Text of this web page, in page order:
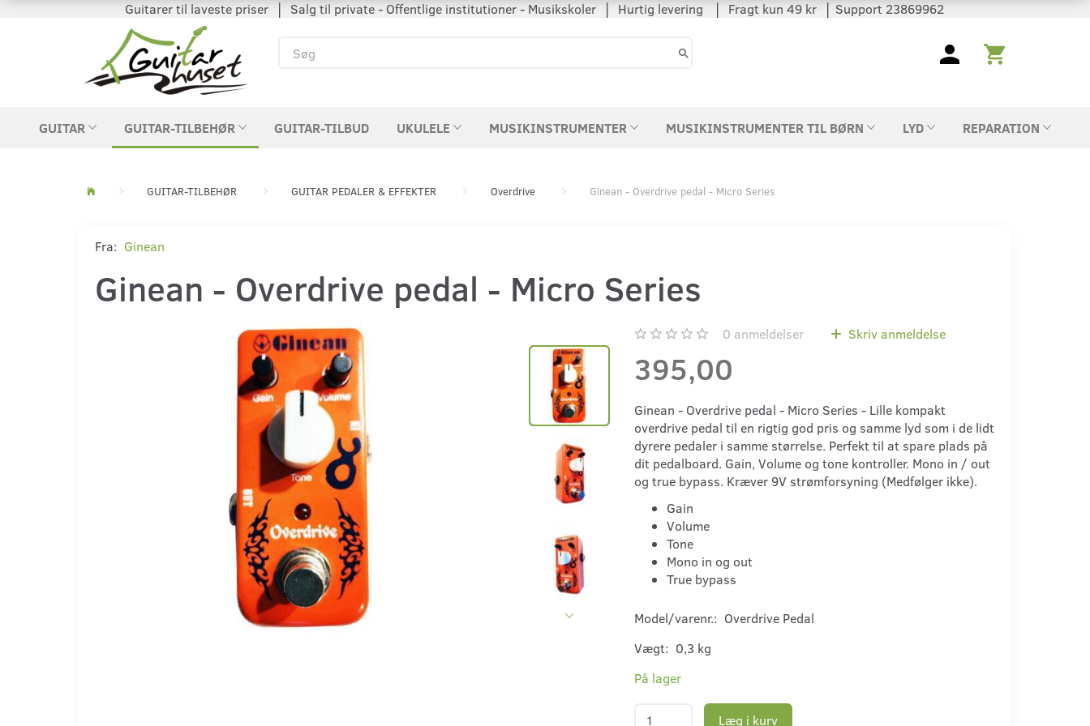
Guitarer til laveste priser │ Salg til private - Offentlige institutioner - Musikskoler │ Hurtig levering │ Fragt kun 49 kr │ Support 23869962
GUITAR GUITAR-TILBEHØR GUITAR-TILBUD UKULELE MUSIKINSTRUMENTER MUSIKINSTRUMENTER TIL BØRN LYD REPARATION
GUITAR-TILBEHØR GUITAR PEDALER & EFFEKTER Overdrive Ginean - Overdrive pedal - Micro Series
Fra: Ginean
Ginean - Overdrive pedal - Micro Series
0 anmeldelser Skriv anmeldelse
395,00
Ginean - Overdrive pedal - Micro Series - Lille kompakt
overdrive pedal til en rigtig god pris og samme lyd som i de lidt
dyrere pedaler i samme størrelse. Perfekt til at spare plads på
dit pedalboard. Gain, Volume og tone kontroller. Mono in / out
og true bypass. Kræver 9V strømforsyning (Medfølger ikke).
Gain
Volume
Tone
Mono in og out
True bypass
Model/varenr.: Overdrive Pedal
Vægt: 0,3 kg
På lager
Læg i kurv